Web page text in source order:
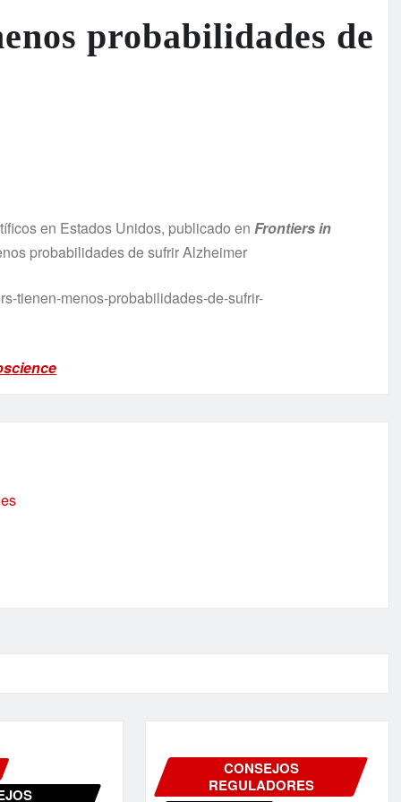
probabilidades de
en Estados Unidos, publicado en Frontiers in
probabilidades de sufrir Alzheimer
tienen-menos-probabilidades-de-sufrir-
CONSEJOS
REGULADORES